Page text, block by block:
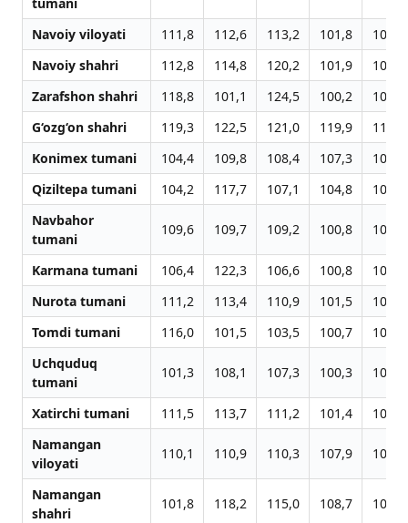
Navoiy viloyati 111,8 112,6 113,2 101,8
100,7
Navoiy shahri
112,8 114,8 120,2 101,9
100,7
Zarafshon shahri
118,8 101,1 124,5 100,2
101,8
G‘ozg‘on shahri
119,3 122,5 121,0 119,9
114,6
Konimex tumani
104,4 109,8 108,4 107,3
102,6
Qiziltepa tumani
104,2 117,7 107,1 104,8
103,2
Navbahor
tumani
109,6 109,7 109,2 100,8 102,6
Karmana tumani 106,4 122,3 106,6 100,8
101,9
Nurota tumani
111,2 113,4 110,9 101,5
102,1
Tomdi tumani
116,0 101,5 103,5 100,7
102,9
Uchquduq
tumani
101,3 108,1 107,3 100,3 100,1
Xatirchi tumani 111,5 113,7 111,2 101,4
100,7
Namangan
viloyati
110,1 110,9 110,3 107,9 103,6
Namangan
shahri
101,8 118,2 115,0 108,7 104,9